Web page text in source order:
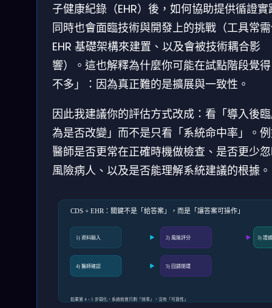
子健康紀錄（EHR）後，如何協助提供循證實
同時也會面臨技術與開發上的挑戰（工具常
EHR 基礎架構來建置、以及會被技術耦合影
響）。這也解釋為什麼你可能在試點階段覺
不多」：因為真正難的是擴展與一致性。
因此我建議你的評估方式改成：看「導入後
為是否改變」而不是只看「系統命中率」。
醫師是否更常在正確時機做檢查、是否更少
風險病人、以及是否能理解系統建議的根據。
CDS + EHR：關鍵不是「給答案」，而是「讓答案可操作」
1) 資料輸入 2) 風險評分 3) 證
4) 醫師確認 5) 回饋閉環
如果第 4、5 步弱化，系統就會只剩「效率」，沒有「可靠性」